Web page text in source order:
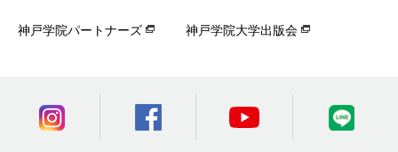
神戸学院パートナーズ 神戸学院大学出版会